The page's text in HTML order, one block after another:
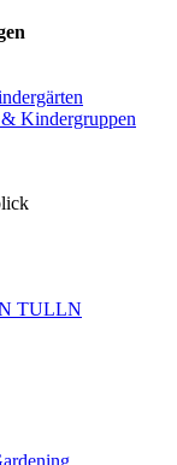
Kindergruppen
TULLN